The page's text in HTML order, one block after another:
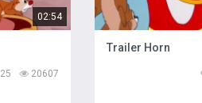
02:54
20607
25
Trailer Horn